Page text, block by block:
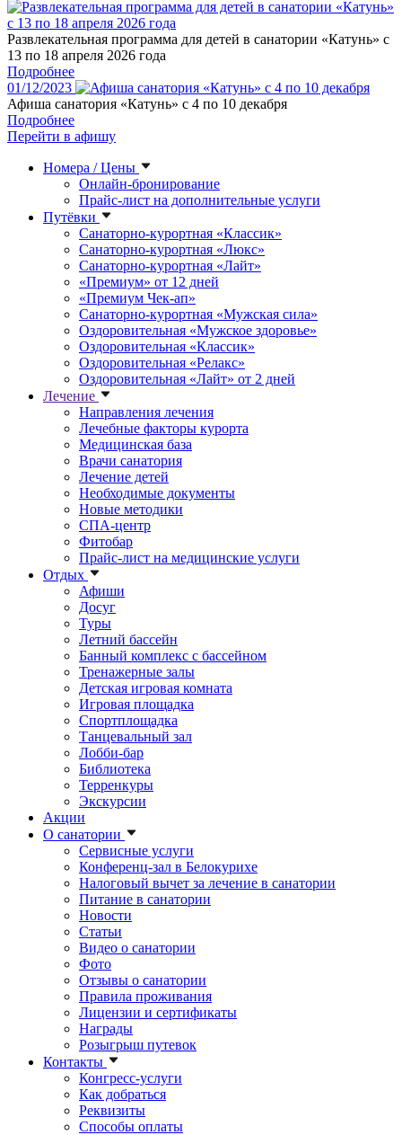
Развлекательная программа для детей в санатории «Катунь» с
13 по 18 апреля 2026 года
Подробнее
01/12/2023
Афиша санатория «Катунь» с 4 по 10 декабря
Подробнее
Перейти в афишу
Номера / Цены
Онлайн-бронирование
Прайс-лист на дополнительные услуги
Путёвки
Санаторно-курортная «Классик»
Санаторно-курортная «Люкс»
Санаторно-курортная «Лайт»
«Премиум» от 12 дней
«Премиум Чек-ап»
Санаторно-курортная «Мужская сила»
Оздоровительная «Мужское здоровье»
Оздоровительная «Классик»
Оздоровительная «Релакс»
Оздоровительная «Лайт» от 2 дней
Лечение
Направления лечения
Лечебные факторы курорта
Медицинская база
Врачи санатория
Лечение детей
Необходимые документы
Новые методики
СПА-центр
Фитобар
Прайс-лист на медицинские услуги
Отдых
Афиши
Досуг
Туры
Летний бассейн
Банный комплекс с бассейном
Тренажерные залы
Детская игровая комната
Игровая площадка
Спортплощадка
Танцевальный зал
Лобби-бар
Библиотека
Терренкуры
Экскурсии
Акции
О санатории
Сервисные услуги
Конференц-зал в Белокурихе
Налоговый вычет за лечение в санатории
Питание в санатории
Новости
Статьи
Видео о санатории
Фото
Отзывы о санатории
Правила проживания
Лицензии и сертификаты
Награды
Розыгрыш путевок
Контакты
Конгресс-услуги
Как добраться
Реквизиты
Способы оплаты